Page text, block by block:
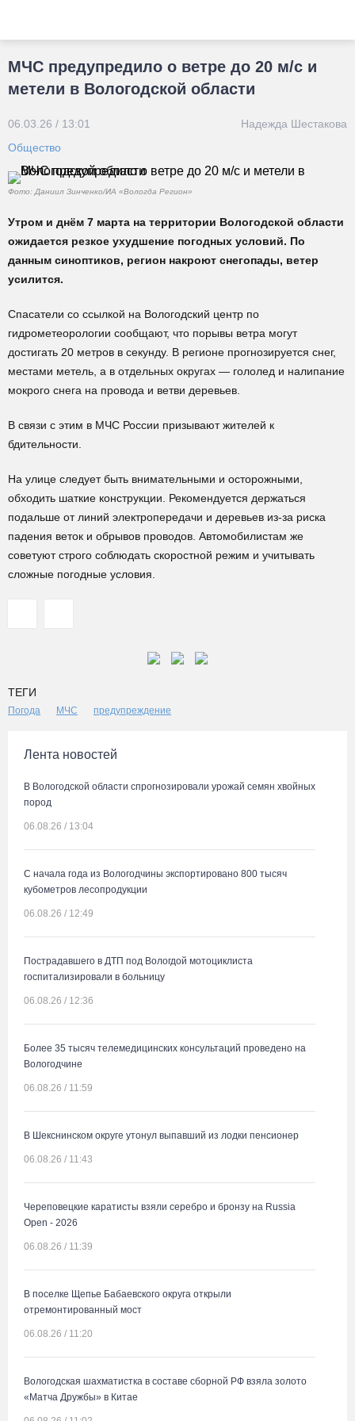
МЧС предупредило о ветре до 20 м/с и
метели в Вологодской области
06.03.26 / 13:01
Надежда Шестакова
Общество
Фото: Даниил Зинченко/ИА «Вологда Регион»
Утром и днём 7 марта на территории Вологодской области
ожидается резкое ухудшение погодных условий. По
данным синоптиков, регион накроют снегопады, ветер
усилится.
Спасатели со ссылкой на Вологодский центр по
гидрометеорологии сообщают, что порывы ветра могут
достигать 20 метров в секунду. В регионе прогнозируется снег,
местами метель, а в отдельных округах — гололед и налипание
мокрого снега на провода и ветви деревьев.
В связи с этим в МЧС России призывают жителей к
бдительности.
На улице следует быть внимательными и осторожными,
обходить шаткие конструкции. Рекомендуется держаться
подальше от линий электропередачи и деревьев из-за риска
падения веток и обрывов проводов. Автомобилистам же
советуют строго соблюдать скоростной режим и учитывать
сложные погодные условия.
ТЕГИ
Погода МЧС предупреждение
Лента новостей
В Вологодской области спрогнозировали урожай семян хвойных
пород
06.08.26 / 13:04
С начала года из Вологодчины экспортировано 800 тысяч
кубометров лесопродукции
06.08.26 / 12:49
Пострадавшего в ДТП под Вологдой мотоциклиста
госпитализировали в больницу
06.08.26 / 12:36
Более 35 тысяч телемедицинских консультаций проведено на
Вологодчине
06.08.26 / 11:59
В Шекснинском округе утонул выпавший из лодки пенсионер
06.08.26 / 11:43
Череповецкие каратисты взяли серебро и бронзу на Russia
Open - 2026
06.08.26 / 11:39
В поселке Щепье Бабаевского округа открыли
отремонтированный мост
06.08.26 / 11:20
Вологодская шахматистка в составе сборной РФ взяла золото
«Матча Дружбы» в Китае